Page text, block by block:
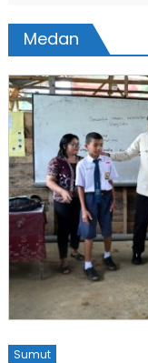
Medan
Sumut